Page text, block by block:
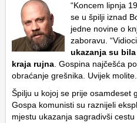
“Koncem lipnja
se u špilji iznad
jedne novine o
zaboravu.
ukazanja su
kraja rujna . Gospina najčešća
obraćanje grešnika. Uvijek
Špilju u kojoj se prije osamdeset
Gospa komunisti su raznijeli
mjestu ukazanja sagradivši